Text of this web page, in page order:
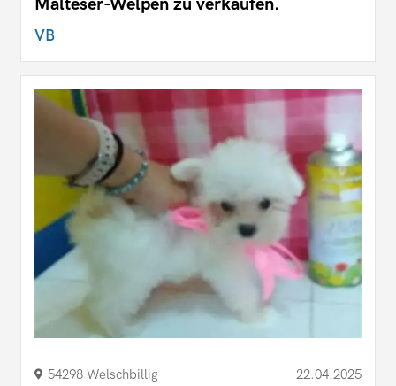
Malteser-Welpen zu verkaufen.
VB
54298 Welschbillig 22.04.2025